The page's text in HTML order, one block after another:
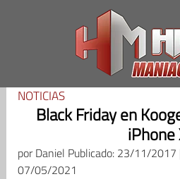
NOTICIAS
Black Friday en
iPhone
porDaniel Publicado: 23/11/2017
07/05/2021